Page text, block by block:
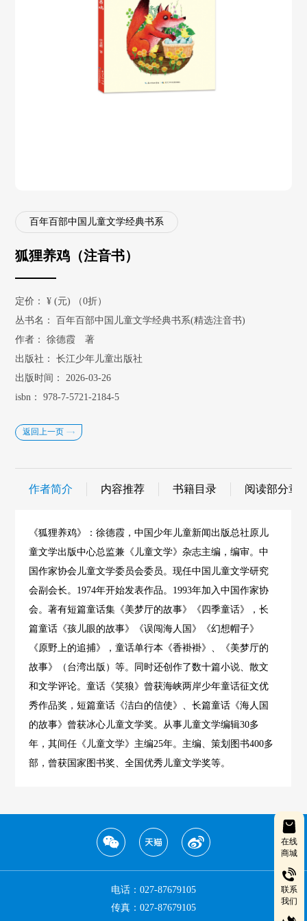
在线
商城
联系
我们
百年百部中国儿童文学经典书系
狐狸养鸡（注音书）
定价： ¥(元) （0折）
丛书名：
百年百部中国儿童文学经典书系(精选注音书)
作者：
徐德霞 著
出版社：
长江少年儿童出版社
出版时间：
2026-03-26
isbn：
978-7-5721-2184-5
返回上一页
作者简介 内容推荐 书籍目录 阅读部分章
《狐狸养鸡》：徐德霞，中国少年儿童新闻出版总社原儿
童文学出版中心总监兼《儿童文学》杂志主编，编审。中
国作家协会儿童文学委员会委员。现任中国儿童文学研究
会副会长。1974年开始发表作品。1993年加入中国作家协
会。著有短篇童话集《美梦厅的故事》《四季童话》，长
篇童话《孩儿眼的故事》《误闯海人国》《幻想帽子》
《原野上的追捕》，童话单行本《香褂褂》、《美梦厅的
故事》（台湾出版）等。同时还创作了数十篇小说、散文
和文学评论。童话《笑狼》曾获海峡两岸少年童话征文优
秀作品奖，短篇童话《洁白的信使》、长篇童话《海人国
的故事》曾获冰心儿童文学奖。从事儿童文学编辑30多
年，其间任《儿童文学》主编25年。主编、策划图书400多
部，曾获国家图书奖、全国优秀儿童文学奖等。
电话：027-87679105
传真：027-87679105